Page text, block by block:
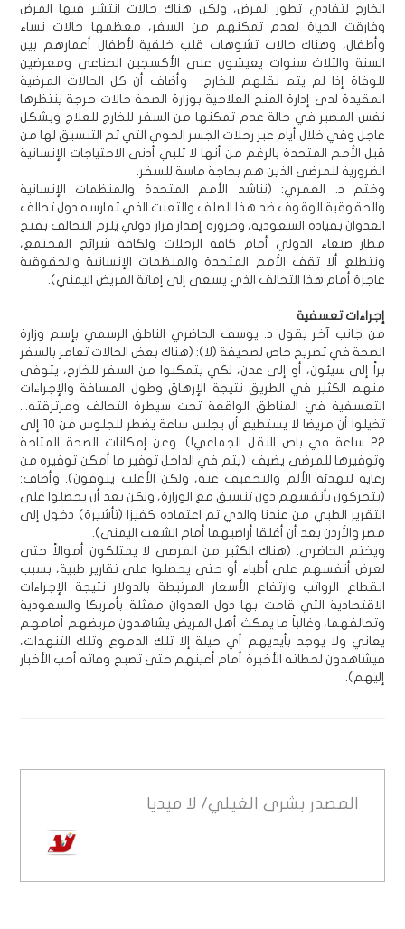
الخارج لتفادي تطور المرض، ولكن هناك حالات انتشر فيها المرض
وفارقت الحياة لعدم تمكنهم من السفر، معظمها حالات نساء
وأطفال، وهناك حالات تشوهات قلب خلقية لأطفال أعمارهم بين
السنة والثلاث سنوات يعيشون على الأكسجين الصناعي ومعرضين
للوفاة إذا لم يتم نقلهم للخارج. وأضاف أن كل الحالات المرضية
المقيدة لدى إدارة المنح العلاجية بوزارة الصحة حالات حرجة ينتظرها
نفس المصير في حالة عدم تمكنها من السفر للخارج للعلاج وبشكل
عاجل وفي خلال أيام عبر رحلات الجسر الجوي التي تم التنسيق لها من
قبل الأمم المتحدة بالرغم من أنها لا تلبي أدنى الاحتياجات الإنسانية
الضرورية للمرضى الذين هم بحاجة ماسة للسفر.
وختم د. العمري: (نناشد الأمم المتحدة والمنظمات الإنسانية
والحقوقية الوقوف ضد هذا الصلف والتعنت الذي تمارسه دول تحالف
العدوان بقيادة السعودية، وضرورة إصدار قرار دولي يلزم التحالف بفتح
مطار صنعاء الدولي أمام كافة الرحلات ولكافة شرائح المجتمع،
ونتطلع ألا تقف الأمم المتحدة والمنظمات الإنسانية والحقوقية
عاجزة أمام هذا التحالف الذي يسعى إلى إماتة المريض اليمني).
إجراءات تعسفية
من جانب آخر يقول د. يوسف الحاضري الناطق الرسمي بإسم وزارة
الصحة في تصريح خاص لصحيفة (لا): (هناك بعض الحالات تغامر بالسفر
براً إلى سيئون، أو إلى عدن، لكي يتمكنوا من السفر للخارج، يتوفى
منهم الكثير في الطريق نتيجة الإرهاق وطول المسافة والإجراءات
التعسفية في المناطق الواقعة تحت سيطرة التحالف ومرتزقته...
تخيلوا أن مريضا لا يستطيع أن يجلس ساعة يضطر للجلوس من 10 إلى
22 ساعة في باص النقل الجماعي!). وعن إمكانات الصحة المتاحة
وتوفيرها للمرضى يضيف: (يتم في الداخل توفير ما أمكن توفيره من
رعاية لتهدئة الألم والتخفيف عنه، ولكن الأغلب يتوفون). وأضاف:
(يتحركون بأنفسهم دون تنسيق مع الوزارة، ولكن بعد أن يحصلوا على
التقرير الطبي من عندنا والذي تم اعتماده كفيزا (تأشيرة) دخول إلى
مصر والأردن بعد أن أغلقا أراضيهما أمام الشعب اليمني).
ويختم الحاضري: (هناك الكثير من المرضى لا يمتلكون أموالاً حتى
لعرض أنفسهم على أطباء أو حتى يحصلوا على تقارير طبية، بسبب
انقطاع الرواتب وارتفاع الأسعار المرتبطة بالدولار نتيجة الإجراءات
الاقتصادية التي قامت بها دول العدوان ممثلة بأمريكا والسعودية
وتحالفهما، وغالباً ما يمكث أهل المريض يشاهدون مريضهم أمامهم
يعاني ولا يوجد بأيديهم أي حيلة إلا تلك الدموع وتلك التنهدات،
فيشاهدون لحظاته الأخيرة أمام أعينهم حتى تصبح وفاته أحب الأخبار
إليهم).
المصدر بشرى الغيلي/ لا ميديا